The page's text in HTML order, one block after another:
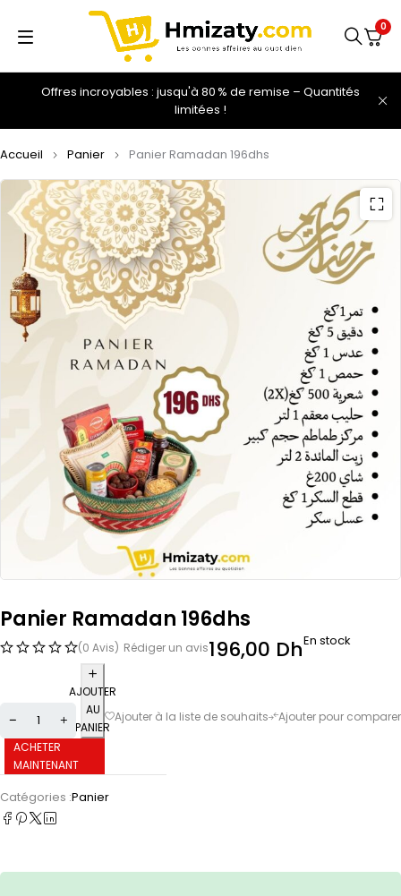
Offres incroyables : jusqu'à 80 % de remise – Quantités
limitées !
0
Accueil Panier Panier Ramadan 196dhs
Panier Ramadan 196dhs
(0 Avis) Rédiger un avis196,00 DhEn stock
AJOUTER
AU
PANIER
ACHETER
MAINTENANT
Catégories :Panier